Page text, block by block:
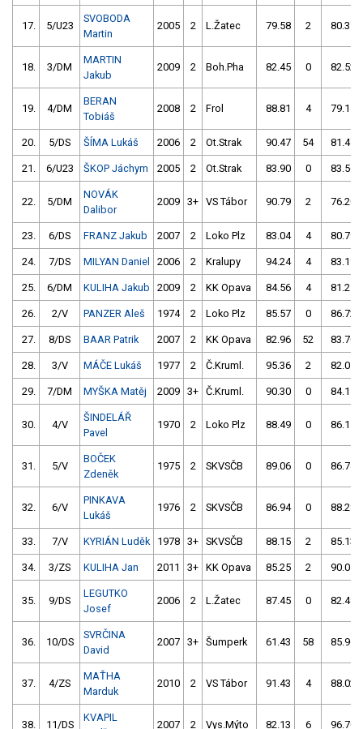
17. 5/U23
SVOBODA
Martin
2005 2 L.Žatec 79.58 2 80.37
18. 3/DM
MARTIN
Jakub
2009 2 Boh.Pha 82.45 0 82.52
19. 4/DM
BERAN
Tobiáš
2008 2 Frol 88.81 4 79.14
20. 5/DS ŠÍMA Lukáš 2006 2 Ot.Strak 90.47 54 81.47
21. 6/U23 ŠKOP Jáchym 2005 2 Ot.Strak 83.90 0 83.56
22. 5/DM
NOVÁK
Dalibor
2009 3+ VS Tábor 90.79 2 76.20
23. 6/DS FRANZ Jakub 2007 2 Loko Plz 83.04 4 80.79
24. 7/DS MILYAN Daniel 2006 2 Kralupy 94.24 4 83.19
25. 6/DM KULIHA Jakub 2009 2 KK Opava 84.56 4 81.25
26. 2/V PANZER Aleš 1974 2 Loko Plz 85.57 0 86.72
27. 8/DS BAAR Patrik 2007 2 KK Opava 82.96 52 83.70
28. 3/V MÁČE Lukáš 1977 2 Č.Kruml. 95.36 2 82.01
29. 7/DM MYŠKA Matěj 2009 3+ Č.Kruml. 90.30 0 84.11
30. 4/V
ŠINDELÁŘ
Pavel
1970 2 Loko Plz 88.49 0 86.15
31. 5/V
BOČEK
Zdeněk
1975 2 SKVSČB 89.06 0 86.74
32. 6/V
PINKAVA
Lukáš
1976 2 SKVSČB 86.94 0 88.28
33. 7/V KYRIÁN Luděk 1978 3+ SKVSČB 88.15 2 85.13
34. 3/ZS KULIHA Jan 2011 3+ KK Opava 85.25 2 90.01
35. 9/DS
LEGUTKO
Josef
2006 2 L.Žatec 87.45 0 82.49
36. 10/DS
SVRČINA
David
2007 3+ Šumperk 61.43 58 85.96
37. 4/ZS
MAŤHA
Marduk
2010 2 VS Tábor 91.43 4 88.02
38. 11/DS
KVAPIL
2007 2 Vys.Mýto 82.13 6 96.70